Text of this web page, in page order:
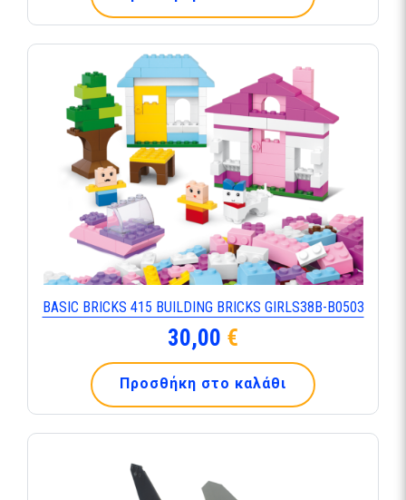
BASIC BRICKS 415 BUILDING BRICKS GIRLS38B-B0503
30,00 €
Προσθήκη στο καλάθι